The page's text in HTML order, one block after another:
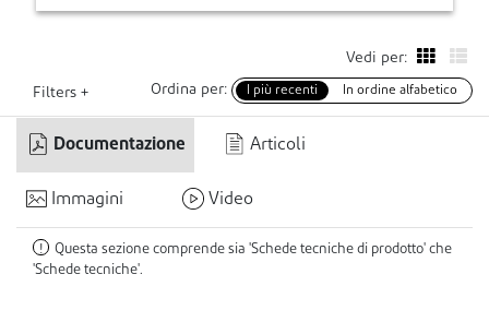
Filters +
Vedi per:
Ordina per:
I più recenti In ordine alfabetico
Documentazione Articoli
Immagini Video
!
Questa sezione comprende sia 'Schede tecniche di prodotto' che
'Schede tecniche'.